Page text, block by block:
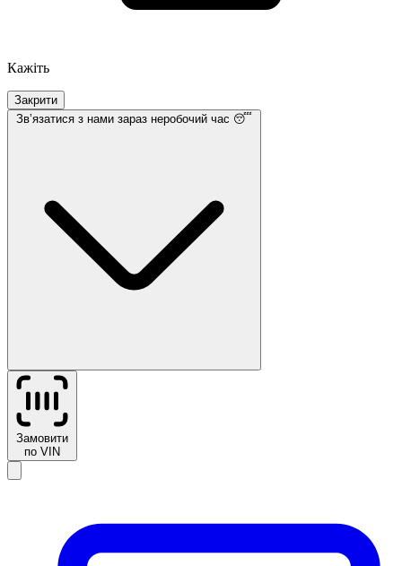
Кажіть
Закрити
Звʼязатися з нами зараз неробочий час 😴
Замовити
по VIN